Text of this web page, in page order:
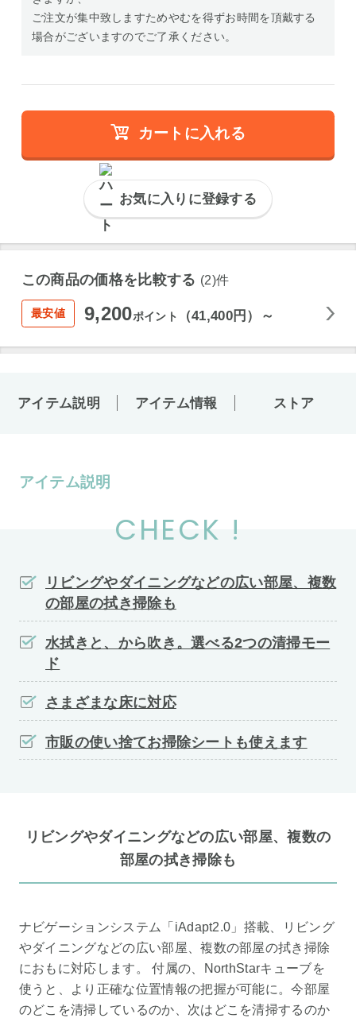
ご注文が集中致しますためやむを得ずお時間を頂戴する
場合がございますのでご了承ください。
カートに入れる
お気に入りに登録する
この商品の価格を比較する (2)件
最安値 9,200ポイント （41,400円）～
アイテム説明 アイテム情報 ストア
アイテム説明
CHECK !
リビングやダイニングなどの広い部屋、複数
の部屋の拭き掃除も
水拭きと、から吹き。選べる2つの清掃モー
ド
さまざまな床に対応
市販の使い捨てお掃除シートも使えます
リビングやダイニングなどの広い部屋、複数の
部屋の拭き掃除も
ナビゲーションシステム「iAdapt2.0」搭載、リビング
やダイニングなどの広い部屋、複数の部屋の拭き掃除
におもに対応します。 付属の、NorthStarキューブを
使うと、より正確な位置情報の把握が可能に。今部屋
のどこを清掃しているのか、次はどこを清掃するのか